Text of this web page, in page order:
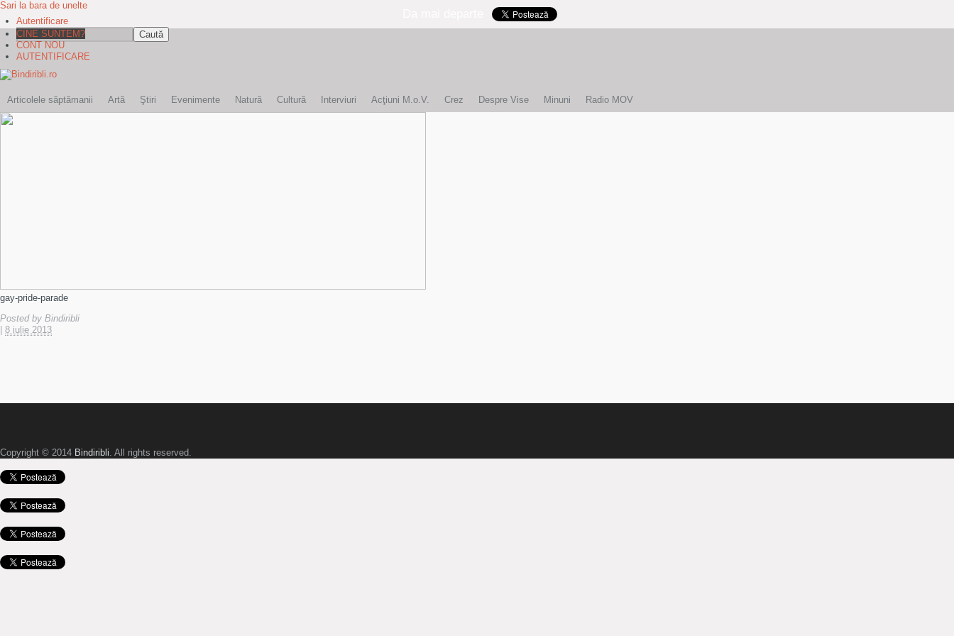
CINE SUNTEM?
CONT NOU
AUTENTIFICARE
Articolele săptămanii Artă Ştiri Evenimente Natură Cultură Interviuri Acţiuni M.o.V. Crez Despre Vise Minuni Radio MOV
gay-pride-parade
Posted by Bindiribli
8 iulie 2013
Copyright © 2014 Bindiribli. All rights reserved.
Sari la bara de unelte
Autentificare
Caută